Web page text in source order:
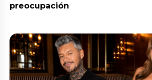
preocupación